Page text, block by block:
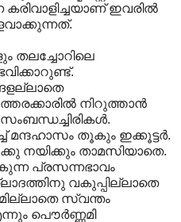
ഇവരിൽ
തലച്ചോറിലെ
നിറുത്താൻ
മന്ദഹാ‍സം തൂകും ഇക്കൂട്ടർ.
നയിക്കും താമസിയാതെ.
പ്രസന്നഭാവം
വകുപ്പില്ലാതെ
സ്വന്തം
പൌർണ്ണമി